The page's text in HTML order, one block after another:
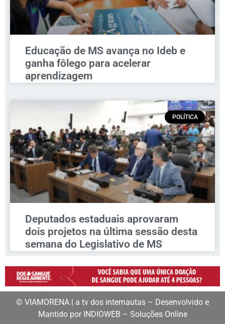
Educação de MS avança no Ideb e
ganha fôlego para acelerar
aprendizagem
POLÍTICA
Deputados estaduais aprovaram
dois projetos na última sessão desta
semana do Legislativo de MS
© VIAMORENA | a tv dos internautas – Desenvolvido e
Mantido por INDIOWEB – Soluções Online